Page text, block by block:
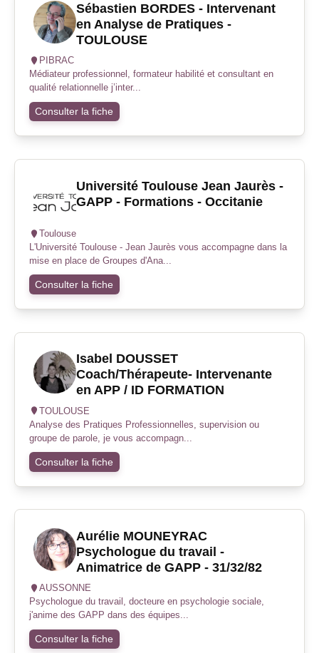
Sébastien BORDES - Intervenant
en Analyse de Pratiques -
TOULOUSE
PIBRAC
Médiateur professionnel, formateur habilité et consultant en
qualité relationnelle j’inter...
Consulter la fiche
Université Toulouse Jean Jaurès -
GAPP - Formations - Occitanie
Toulouse
L'Université Toulouse - Jean Jaurès vous accompagne dans la
mise en place de Groupes d'Ana...
Consulter la fiche
Isabel DOUSSET
Coach/Thérapeute- Intervenante
en APP / ID FORMATION
TOULOUSE
Analyse des Pratiques Professionnelles, supervision ou
groupe de parole, je vous accompagn...
Consulter la fiche
Aurélie MOUNEYRAC
Psychologue du travail -
Animatrice de GAPP - 31/32/82
AUSSONNE
Psychologue du travail, docteure en psychologie sociale,
j'anime des GAPP dans des équipes...
Consulter la fiche